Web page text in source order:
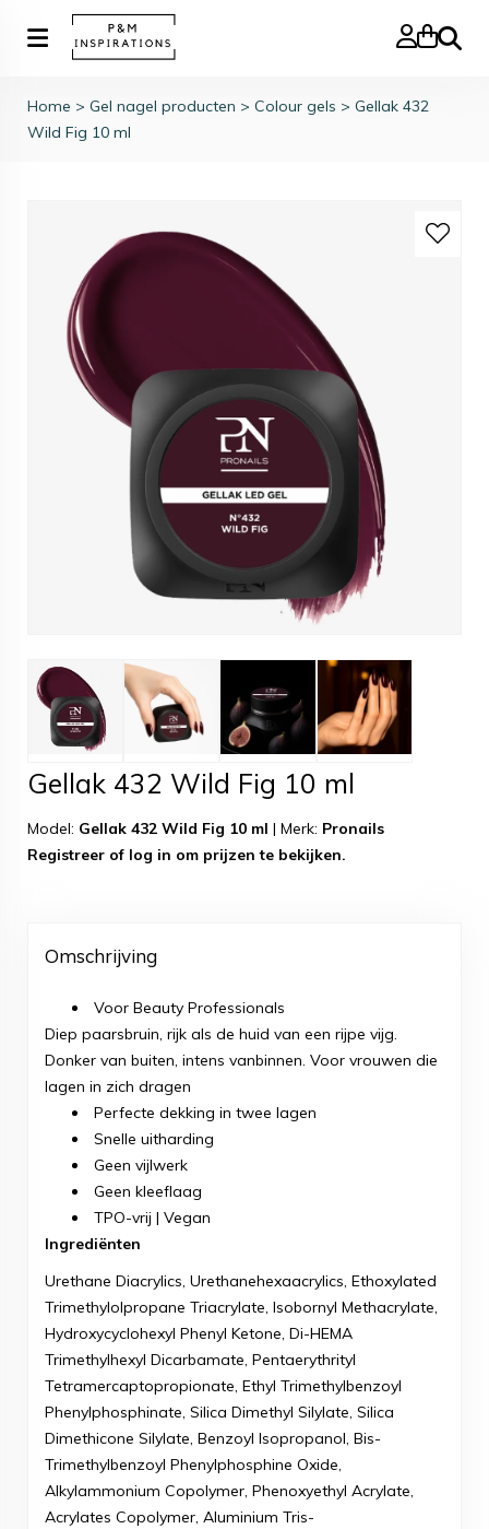
Zoeken
Home > Gel nagel producten > Colour gels > Gellak 432
Wild Fig 10 ml
Gellak 432 Wild Fig 10 ml
Model: Gellak 432 Wild Fig 10 ml | Merk: Pronails
Registreer of log in om prijzen te bekijken.
Omschrijving
Voor Beauty Professionals
Diep paarsbruin, rijk als de huid van een rijpe vijg.
Donker van buiten, intens vanbinnen. Voor vrouwen die
lagen in zich dragen
Perfecte dekking in twee lagen
Snelle uitharding
Geen vijlwerk
Geen kleeflaag
TPO-vrij | Vegan
Ingrediënten
Urethane Diacrylics, Urethanehexaacrylics, Ethoxylated
Trimethylolpropane Triacrylate, Isobornyl Methacrylate,
Hydroxycyclohexyl Phenyl Ketone, Di-HEMA
Trimethylhexyl Dicarbamate, Pentaerythrityl
Tetramercaptopropionate, Ethyl Trimethylbenzoyl
Phenylphosphinate, Silica Dimethyl Silylate, Silica
Dimethicone Silylate, Benzoyl Isopropanol, Bis-
Trimethylbenzoyl Phenylphosphine Oxide,
Alkylammonium Copolymer, Phenoxyethyl Acrylate,
Acrylates Copolymer, Aluminium Tris-